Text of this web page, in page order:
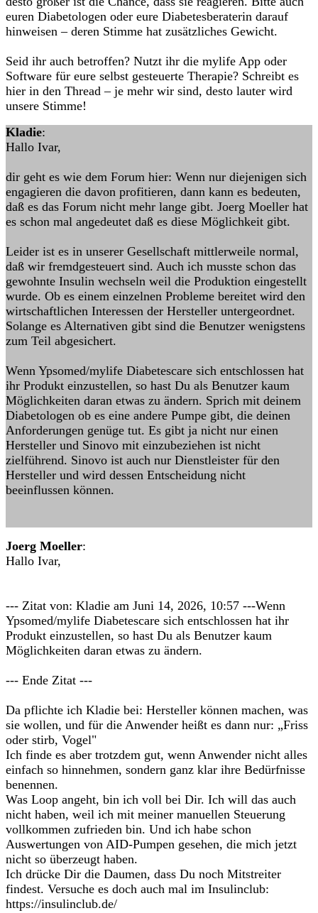
euren Diabetologen oder eure Diabetesberaterin darauf
hinweisen – deren Stimme hat zusätzliches Gewicht.
Seid ihr auch betroffen? Nutzt ihr die mylife App oder
Software für eure selbst gesteuerte Therapie? Schreibt es
hier in den Thread – je mehr wir sind, desto lauter wird
unsere Stimme!
Kladie:
Hallo Ivar,
dir geht es wie dem Forum hier: Wenn nur diejenigen sich
engagieren die davon profitieren, dann kann es bedeuten,
daß es das Forum nicht mehr lange gibt. Joerg Moeller hat
es schon mal angedeutet daß es diese Möglichkeit gibt.
Leider ist es in unserer Gesellschaft mittlerweile normal,
daß wir fremdgesteuert sind. Auch ich musste schon das
gewohnte Insulin wechseln weil die Produktion eingestellt
wurde. Ob es einem einzelnen Probleme bereitet wird den
wirtschaftlichen Interessen der Hersteller untergeordnet.
Solange es Alternativen gibt sind die Benutzer wenigstens
zum Teil abgesichert.
Wenn Ypsomed/mylife Diabetescare sich entschlossen hat
ihr Produkt einzustellen, so hast Du als Benutzer kaum
Möglichkeiten daran etwas zu ändern. Sprich mit deinem
Diabetologen ob es eine andere Pumpe gibt, die deinen
Anforderungen genüge tut. Es gibt ja nicht nur einen
Hersteller und Sinovo mit einzubeziehen ist nicht
zielführend. Sinovo ist auch nur Dienstleister für den
Hersteller und wird dessen Entscheidung nicht
beeinflussen können.
Joerg Moeller:
Hallo Ivar,
--- Zitat von: Kladie am Juni 14, 2026, 10:57 ---Wenn
Ypsomed/mylife Diabetescare sich entschlossen hat ihr
Produkt einzustellen, so hast Du als Benutzer kaum
Möglichkeiten daran etwas zu ändern.
--- Ende Zitat ---
Da pflichte ich Kladie bei: Hersteller können machen, was
sie wollen, und für die Anwender heißt es dann nur: „Friss
oder stirb, Vogel"
Ich finde es aber trotzdem gut, wenn Anwender nicht alles
einfach so hinnehmen, sondern ganz klar ihre Bedürfnisse
benennen.
Was Loop angeht, bin ich voll bei Dir. Ich will das auch
nicht haben, weil ich mit meiner manuellen Steuerung
vollkommen zufrieden bin. Und ich habe schon
Auswertungen von AID-Pumpen gesehen, die mich jetzt
nicht so überzeugt haben.
Ich drücke Dir die Daumen, dass Du noch Mitstreiter
findest. Versuche es doch auch mal im Insulinclub:
https://insulinclub.de/